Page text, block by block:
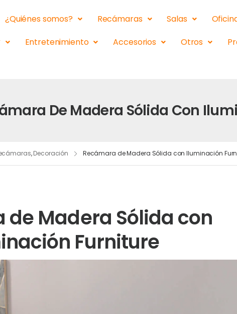
¿Quiénes somos? Recámaras Salas
Entretenimiento Accesorios Otros
De Madera Sólida Con
,Decoración Recámara de Madera Sólida con Iluminación
de Madera Sólida con
Furniture